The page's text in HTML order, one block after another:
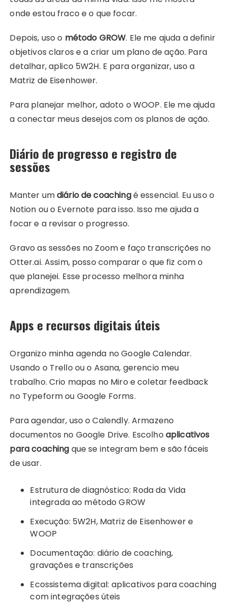
onde estou fraco e o que focar.
Depois, uso o método GROW. Ele me ajuda a definir
objetivos claros e a criar um plano de ação. Para
detalhar, aplico 5W2H. E para organizar, uso a
Matriz de Eisenhower.
Para planejar melhor, adoto o WOOP. Ele me ajuda
a conectar meus desejos com os planos de ação.
Diário de progresso e registro de
sessões
Manter umdiário de coachingé essencial. Eu uso o
Notion ou o Evernote para isso. Isso me ajuda a
focar e a revisar o progresso.
Gravo as sessões no Zoom e faço transcrições no
Otter.ai. Assim, posso comparar o que fiz com o
que planejei. Esse processo melhora minha
aprendizagem.
Apps e recursos digitais úteis
Organizo minha agenda no Google Calendar.
Usando o Trello ou o Asana, gerencio meu
trabalho. Crio mapas no Miro e coletar feedback
no Typeform ou Google Forms.
Para agendar, uso o Calendly. Armazeno
documentos no Google Drive. Escolho aplicativos
para coaching que se integram bem e são fáceis
de usar.
Estrutura de diagnóstico: Roda da Vida
integrada ao método GROW
Execução: 5W2H, Matriz de Eisenhower e
WOOP
Documentação: diário de coaching,
gravações e transcrições
Ecossistema digital: aplicativos para coaching
com integrações úteis